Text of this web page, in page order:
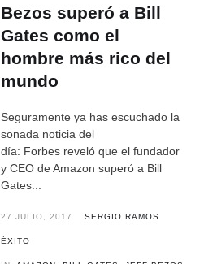
Bezos superó a Bill
Gates como el
hombre más rico del
mundo
Seguramente ya has escuchado la
sonada noticia del
día: Forbes reveló que el fundador
y CEO de Amazon superó a Bill
Gates...
27 JULIO, 2017 SERGIO RAMOS
ÉXITO